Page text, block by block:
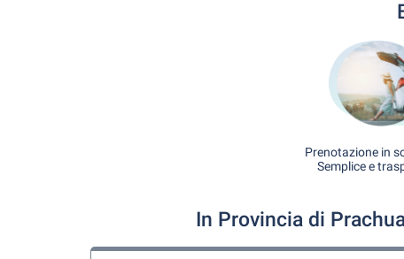
Prenotazione in
Semplice e
In Provincia di